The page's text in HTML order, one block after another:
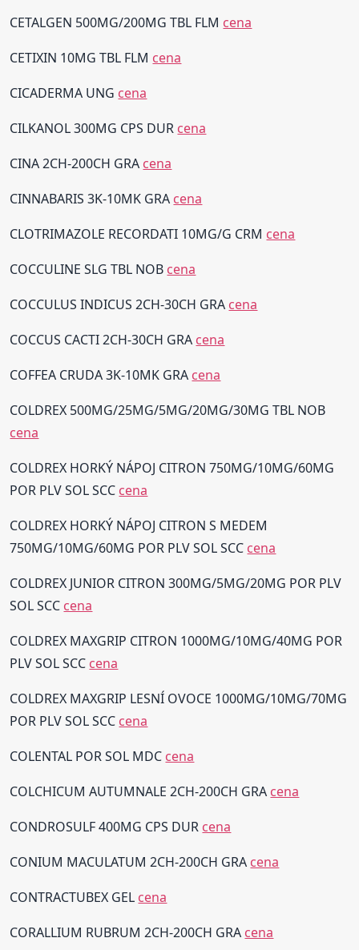
CETALGEN 500MG/200MG TBL FLM cena
CETIXIN 10MG TBL FLM cena
CICADERMA UNG cena
CILKANOL 300MG CPS DUR cena
CINA 2CH-200CH GRA cena
CINNABARIS 3K-10MK GRA cena
CLOTRIMAZOLE RECORDATI 10MG/G CRM cena
COCCULINE SLG TBL NOB cena
COCCULUS INDICUS 2CH-30CH GRA cena
COCCUS CACTI 2CH-30CH GRA cena
COFFEA CRUDA 3K-10MK GRA cena
COLDREX 500MG/25MG/5MG/20MG/30MG TBL NOB
cena
COLDREX HORKÝ NÁPOJ CITRON 750MG/10MG/60MG
POR PLV SOL SCC cena
COLDREX HORKÝ NÁPOJ CITRON S MEDEM
750MG/10MG/60MG POR PLV SOL SCC cena
COLDREX JUNIOR CITRON 300MG/5MG/20MG POR PLV
SOL SCC cena
COLDREX MAXGRIP CITRON 1000MG/10MG/40MG POR
PLV SOL SCC cena
COLDREX MAXGRIP LESNÍ OVOCE 1000MG/10MG/70MG
POR PLV SOL SCC cena
COLENTAL POR SOL MDC cena
COLCHICUM AUTUMNALE 2CH-200CH GRA cena
CONDROSULF 400MG CPS DUR cena
CONIUM MACULATUM 2CH-200CH GRA cena
CONTRACTUBEX GEL cena
CORALLIUM RUBRUM 2CH-200CH GRA cena